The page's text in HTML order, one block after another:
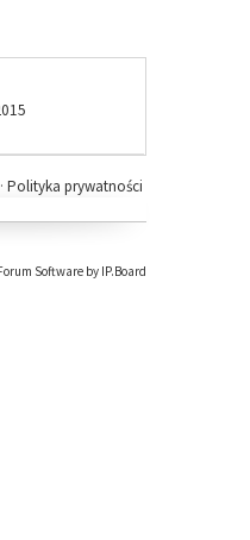
Polityka prywatności
·
Software by IP.Board